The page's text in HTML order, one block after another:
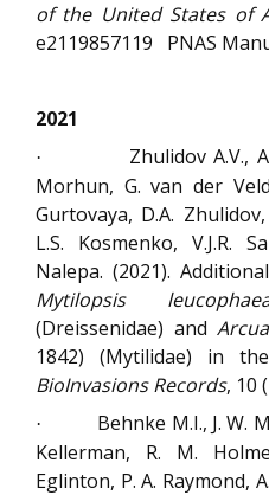
of the United States of
e2119857119 PNAS
2021
·
Zhulidov A.V.,
Morhun, G. van der
Gurtovaya, D.A.
L.S. Kosmenko, V.J.R.
Nalepa.(2021).
Mytilopsis
(Dreissenidae) and
1842) (Mytilidae) in
BioInvasions Records, 10
·
Behnke M.I., J. W.
Kellerman, R. M.
Eglinton, P. A. Raymond,